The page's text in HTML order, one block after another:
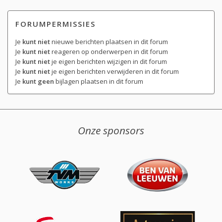
FORUMPERMISSIES
Je kunt nietnieuwe berichten plaatsen in dit forum
Je kunt nietreageren op onderwerpen in dit forum
Je kunt nietje eigen berichten wijzigen in dit forum
Je kunt nietje eigen berichten verwijderen in dit forum
Je kunt geen bijlagen plaatsen in dit forum
Onze sponsors